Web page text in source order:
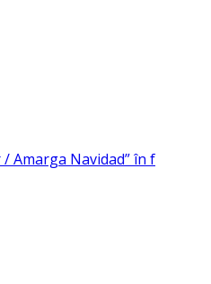
Amarga Navidad” în f